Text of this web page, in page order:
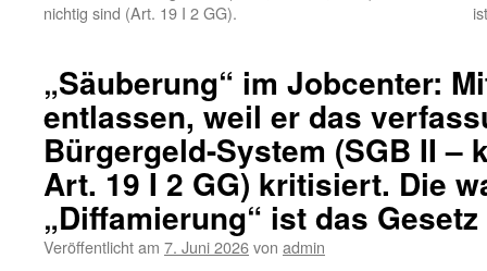
nichtig sind (Art. 19 I 2 GG).
„Säuberung“ im Jobcenter:
entlassen, weil er das
Bürgergeld-System (SGB II –
Art. 19 I 2 GG) kritisiert. Die
„Diffamierung“ ist das
Veröffentlicht am 7. Juni 2026von admin